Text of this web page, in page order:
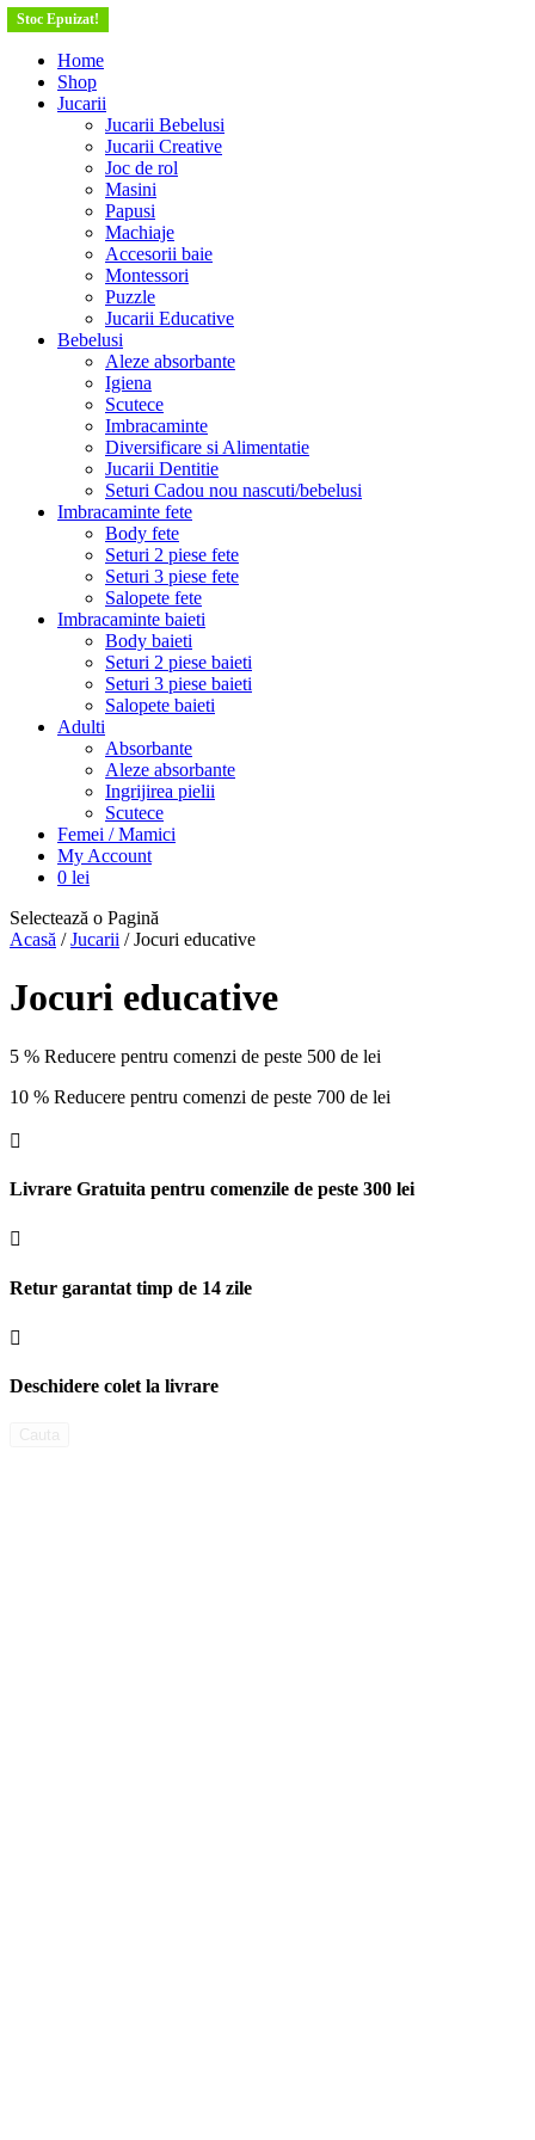
Home
Shop
Jucarii
Jucarii Bebelusi
Jucarii Creative
Joc de rol
Masini
Papusi
Machiaje
Accesorii baie
Montessori
Puzzle
Jucarii Educative
Bebelusi
Aleze absorbante
Igiena
Scutece
Imbracaminte
Diversificare si Alimentatie
Jucarii Dentitie
Seturi Cadou nou nascuti/bebelusi
Imbracaminte fete
Body fete
Seturi 2 piese fete
Seturi 3 piese fete
Salopete fete
Imbracaminte baieti
Body baieti
Seturi 2 piese baieti
Seturi 3 piese baieti
Salopete baieti
Adulti
Absorbante
Aleze absorbante
Ingrijirea pielii
Scutece
Femei / Mamici
My Account
0 lei
Selectează o Pagină
Acasă /Jucarii / Jocuri educative
Jocuri educative
5 % Reducere pentru comenzi de peste 500 de lei
10 % Reducere pentru comenzi de peste 700 de lei

Livrare Gratuita pentru comenzile de peste 300 lei

Retur garantat timp de 14 zile

Deschidere colet la livrare
Stoc Epuizat!
Stoc Epuizat!
Stoc Epuizat!
Stoc Epuizat!
Stoc Epuizat!